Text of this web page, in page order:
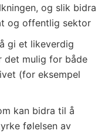
og slik bidra
og offentlig sektor
gi et likeverdig
det mulig for både
(for eksempel
kan bidra til å
følelsen av